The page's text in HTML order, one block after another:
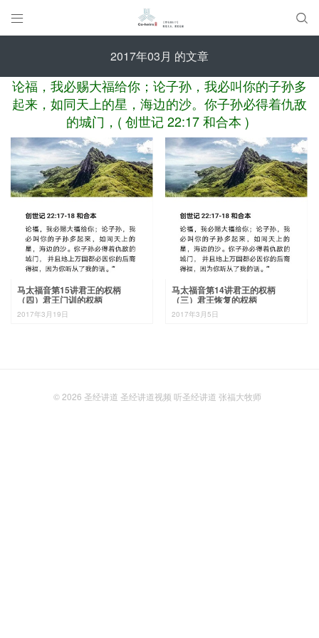
 
2017年03月 的文章
论福，我必赐大福给你；论子孙，我必叫你的子孙多
起来，如同天上的星，海边的沙。你子孙必得着仇敌
的城门，( 创世记 22:17 和合本 )
马太福音第15讲君王的权柄
（四）君王门训的权柄
2017年3月19日
马太福音第14讲君王的权柄
（三）君王恢复的权柄
2017年3月5日
© 2026 圣经讲道 圣经讲道视频 听圣经讲道 张福大牧师